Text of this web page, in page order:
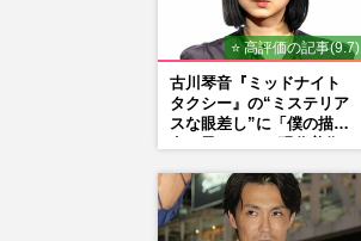
⭐ 高評価の記事(9.7)
古川琴音『ミッドナイト
タクシー』の“ミステリア
スな眼差し”に「僕の描く
で“公認”